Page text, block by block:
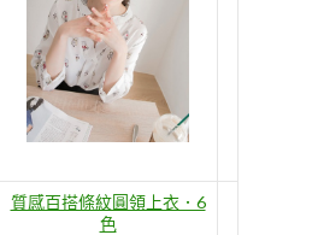
質感百搭條紋圓領上衣．6
色